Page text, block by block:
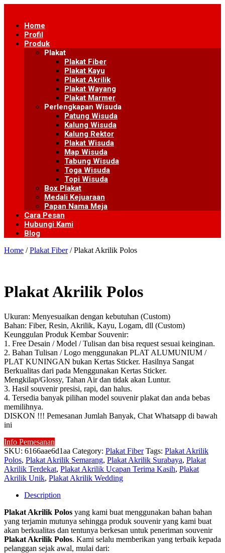
contentHome
Profil
Produk
Plakat
Plakat Fiber
Plakat Kayu
Plakat Akrilik
Plakat Wayang
Plakat Marmer
Perlengkapan Wisuda
Patung Wisuda
Kalung Wisuda
Kalung Rektor
Plakat Wisuda
Map Wisuda
Tabung Wisuda
Toga Wisuda
Topi Wisuda
Box Plakat
Medali Kejuaraan
Papan Nama Meja
Cara Pesan
Hubungi Kami
Blog
Home /Plakat Fiber/ Plakat Akrilik Polos
Plakat Akrilik Polos
Ukuran: Menyesuaikan dengan kebutuhan (Custom)
Bahan: Fiber, Resin, Akrilik, Kayu, Logam, dll (Custom)
Keunggulan Produk Kembar Souvenir:
1. Free Desain / Model / Tulisan dan bisa request sesuai keinginan.
2. Bahan Tulisan / Logo menggunakan PLAT ALUMUNIUM /
PLAT KUNINGAN bukan Kertas Sticker. Hasilnya Sangat
Berkualitas dari pada Menggunakan Kertas Sticker.
Mengkilap/Glossy, Tahan Air dan tidak akan Luntur.
3. Hasil souvenir presisi, rapi, dan halus.
4. Tersedia banyak pilihan model souvenir plakat dan anda bebas
memilihnya.
DISKON !!! Pemesanan Jumlah Banyak, Chat Whatsapp di bawah
ini
Info Pemesanan
SKU: 6166aae6d1aa Category: Plakat Fiber Tags: Plakat Akrilik
Polos, Plakat Akrilik Semarang, Plakat Akrilik Surabaya, Plakat
Akrilik Terdekat, Plakat Akrilik Ucapan Terima Kasih, Plakat
Akrilik Unik, Plakat Akrilik Wedding
Description
Plakat Akrilik Polos yang kami buat menggunakan bahan bahan
yang terjamin mutunya sehingga produk souvenir yang kami buat
akan berkualitas dan tentunya berkesan untuk peneriman souvenir
Plakat Akrilik Polos. Kami selalu memberikan yang terbaik kepada
pelanggan sejak awal, mulai dari: